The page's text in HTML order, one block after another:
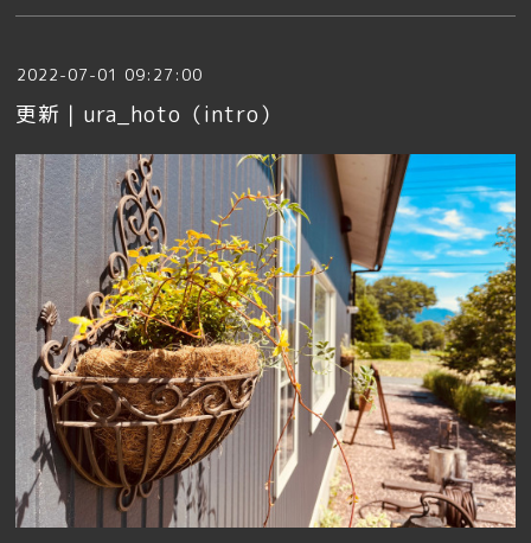
2022-07-01 09:27:00
更新｜ura_hoto（intro）